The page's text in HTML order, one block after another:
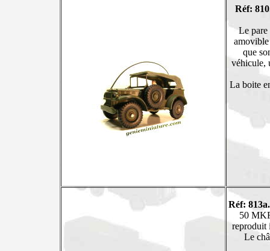
Réf:
Le pare
que
véhicule,
La boite
Réf:
50
reproduit
Le